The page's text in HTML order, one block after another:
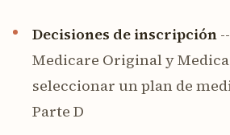
Decisiones de inscripción
Medicare Original y
seleccionar un plan de
Parte D